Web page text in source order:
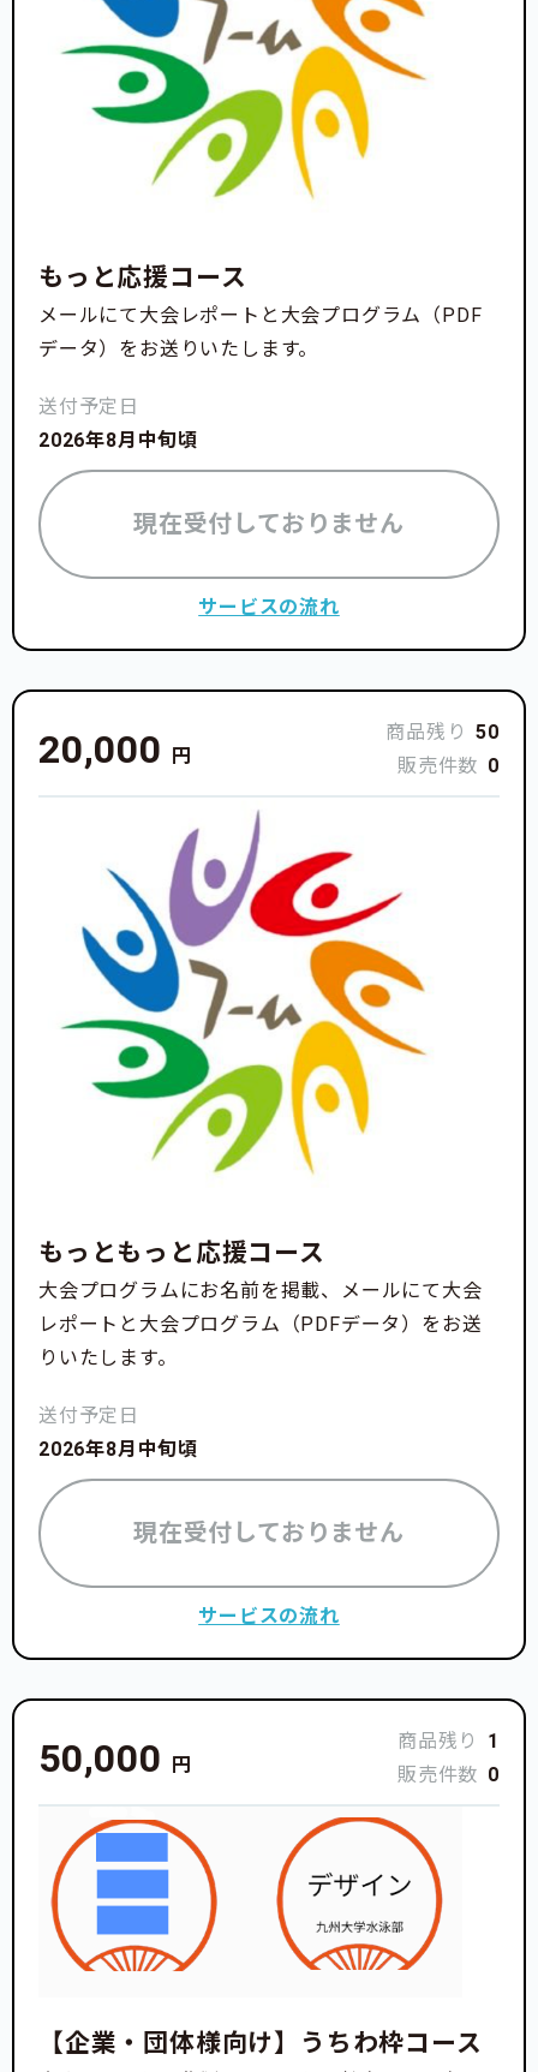
もっと応援コース
メールにて大会レポートと大会プログラム（PDF
データ）をお送りいたします。
送付予定日
2026年8月中旬頃
現在受付しておりません
サービスの流れ
20,000 円
商品残り 50
販売件数 0
もっともっと応援コース
大会プログラムにお名前を掲載、メールにて大会
レポートと大会プログラム（PDFデータ）をお送
りいたします。
送付予定日
2026年8月中旬頃
現在受付しておりません
サービスの流れ
50,000 円
商品残り
1
販売件数 0
【企業・団体様向け】うちわ枠コース